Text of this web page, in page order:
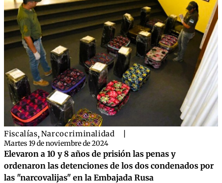
Fiscalías, Narcocriminalidad
Martes 19 de noviembre de 2024
Elevaron a 10 y 8 años de prisión las penas y
ordenaron las detenciones de los dos condenados por
las "narcovalijas" en la Embajada Rusa